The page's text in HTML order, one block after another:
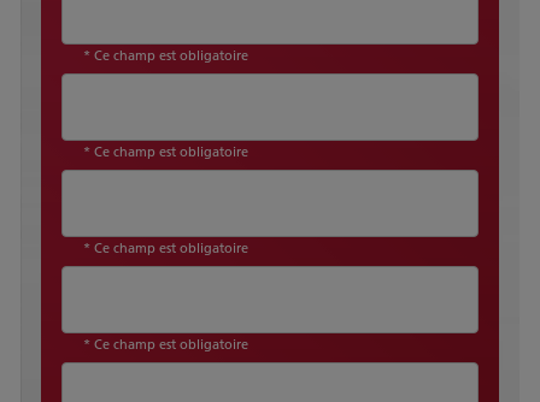
* Ce champ est obligatoire
* Ce champ est obligatoire
* Ce champ est obligatoire
* Ce champ est obligatoire